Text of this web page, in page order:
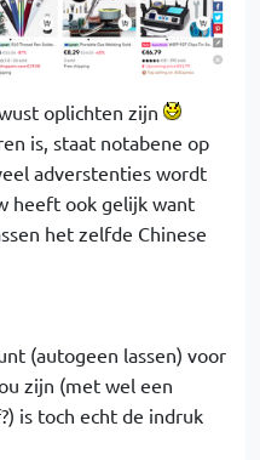
oplichten zijn
is, staat notabene op
adverstenties wordt
heeft ook gelijk want
het zelfde Chinese
(autogeen lassen) voor
zijn (met wel een
is toch echt de indruk